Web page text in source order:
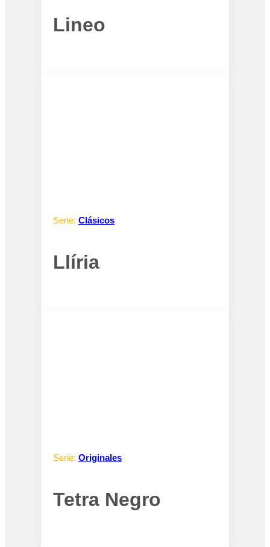
Lineo
Serie: Clásicos
Llíria
Serie: Originales
Tetra Negro